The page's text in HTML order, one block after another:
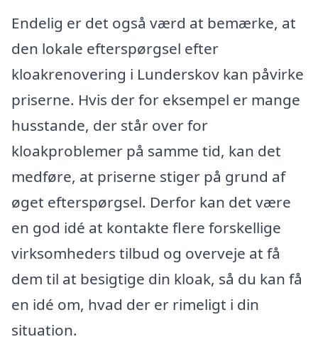
Endelig er det også værd at bemærke, at
den lokale efterspørgsel efter
kloakrenovering i Lunderskov kan påvirke
priserne. Hvis der for eksempel er mange
husstande, der står over for
kloakproblemer på samme tid, kan det
medføre, at priserne stiger på grund af
øget efterspørgsel. Derfor kan det være
en god idé at kontakte flere forskellige
virksomheders tilbud og overveje at få
dem til at besigtige din kloak, så du kan få
en idé om, hvad der er rimeligt i din
situation.